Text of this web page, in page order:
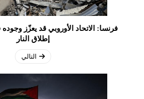
فرنسا: الاتحاد الأوروبي قد يعزّز
إطلاق النار
التالي